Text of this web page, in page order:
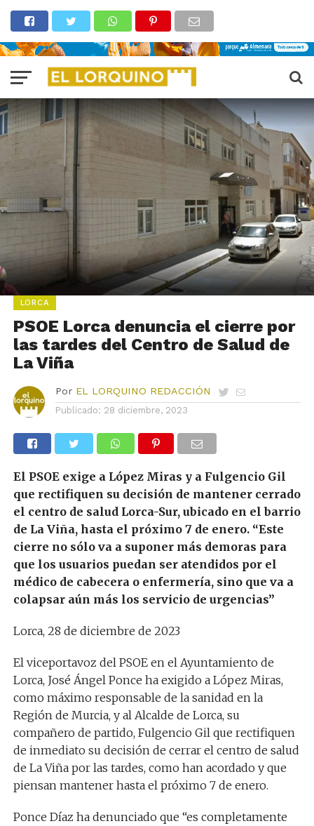
LORCA
PSOE Lorca denuncia el cierre por
las tardes del Centro de Salud de
La Viña
Por EL LORQUINO REDACCIÓN
Publicado: 28 diciembre, 2023
El PSOE exige a López Miras y a Fulgencio Gil
que rectifiquen su decisión de mantener cerrado
el centro de salud Lorca-Sur, ubicado en el barrio
de La Viña, hasta el próximo 7 de enero. “Este
cierre no sólo va a suponer más demoras para
que los usuarios puedan ser atendidos por el
médico de cabecera o enfermería, sino que va a
colapsar aún más los servicio de urgencias”
Lorca, 28 de diciembre de 2023
El viceportavoz del PSOE en el Ayuntamiento de
Lorca, José Ángel Ponce ha exigido a López Miras,
como máximo responsable de la sanidad en la
Región de Murcia, y al Alcalde de Lorca, su
compañero de partido, Fulgencio Gil que rectifiquen
de inmediato su decisión de cerrar el centro de salud
de La Viña por las tardes, como han acordado y que
piensan mantener hasta el próximo 7 de enero.
Ponce Díaz ha denunciado que “es completamente